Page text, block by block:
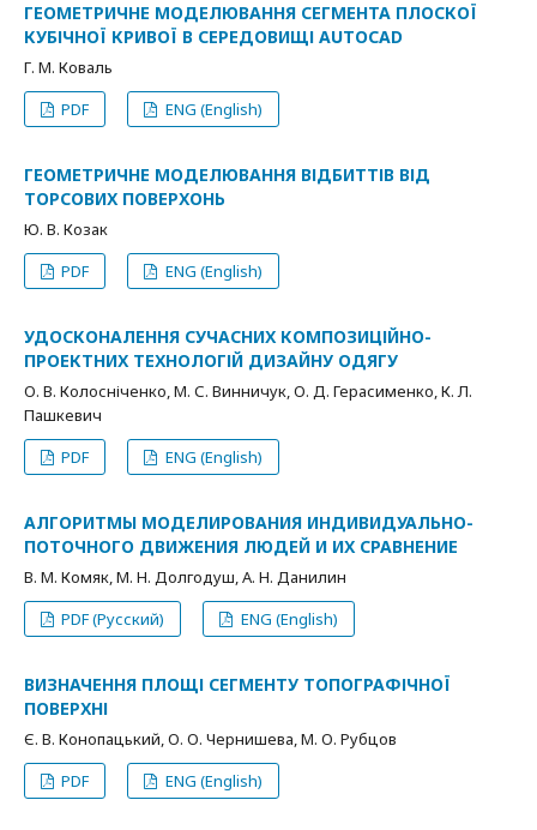
ГЕОМЕТРИЧНЕ МОДЕЛЮВАННЯ СЕГМЕНТА ПЛОСКОЇ
КУБІЧНОЇ КРИВОЇ В СЕРЕДОВИЩІ AUTOCAD
Г. М. Коваль
PDF
ENG (English)
ГЕОМЕТРИЧНЕ МОДЕЛЮВАННЯ ВІДБИТТІВ ВІД
ТОРСОВИХ ПОВЕРХОНЬ
Ю. В. Козак
PDF
ENG (English)
УДОСКОНАЛЕННЯ СУЧАСНИХ КОМПОЗИЦІЙНО-
ПРОЕКТНИХ ТЕХНОЛОГІЙ ДИЗАЙНУ ОДЯГУ
О. В. Колосніченко, М. С. Винничук, О. Д. Герасименко, К. Л.
Пашкевич
PDF
ENG (English)
АЛГОРИТМЫ МОДЕЛИРОВАНИЯ ИНДИВИДУАЛЬНО-
ПОТОЧНОГО ДВИЖЕНИЯ ЛЮДЕЙ И ИХ СРАВНЕНИЕ
В. М. Комяк, М. Н. Долгодуш, А. Н. Данилин
PDF (Русский)
ENG (English)
ВИЗНАЧЕННЯ ПЛОЩІ СЕГМЕНТУ ТОПОГРАФІЧНОЇ
ПОВЕРХНІ
Є. В. Конопацький, О. О. Чернишева, М. О. Рубцов
PDF
ENG (English)